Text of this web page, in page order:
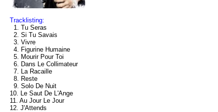
Tracklisting:
1. Tu Seras
2. Si Tu Savais
3. Vivre
4. Figurine Humaine
5. Mourir Pour Toi
6. Dans Le Collimateur
7. La Racaille
8. Reste
9. Solo De Nuit
10. Le Saut De L'Ange
11. Au Jour Le Jour
12. J'Attends